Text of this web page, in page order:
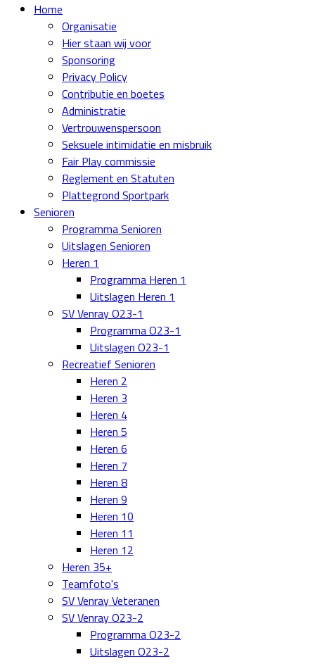
Home
Organisatie
Hier staan wij voor
Sponsoring
Privacy Policy
Contributie en boetes
Administratie
Vertrouwenspersoon
Seksuele intimidatie en misbruik
Fair Play commissie
Reglement en Statuten
Plattegrond Sportpark
Senioren
Programma Senioren
Uitslagen Senioren
Heren 1
Programma Heren 1
Uitslagen Heren 1
SV Venray O23-1
Programma O23-1
Uitslagen O23-1
Recreatief Senioren
Heren 2
Heren 3
Heren 4
Heren 5
Heren 6
Heren 7
Heren 8
Heren 9
Heren 10
Heren 11
Heren 12
Heren 35+
Teamfoto's
SV Venray Veteranen
SV Venray O23-2
Programma O23-2
Uitslagen O23-2